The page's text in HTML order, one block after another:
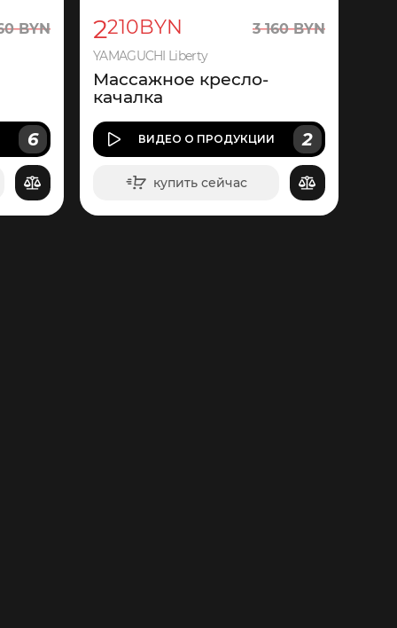
BYN
6
2210BYN 3 160BYN
YAMAGUCHI Liberty
Массажное кресло-
качалка
ВИДЕО О ПРОДУКЦИИ 2
купить сейчас
в корзину